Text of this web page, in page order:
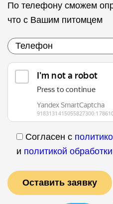
По телефону сможем
что с Вашим питомцем
Согласен с
и политикой